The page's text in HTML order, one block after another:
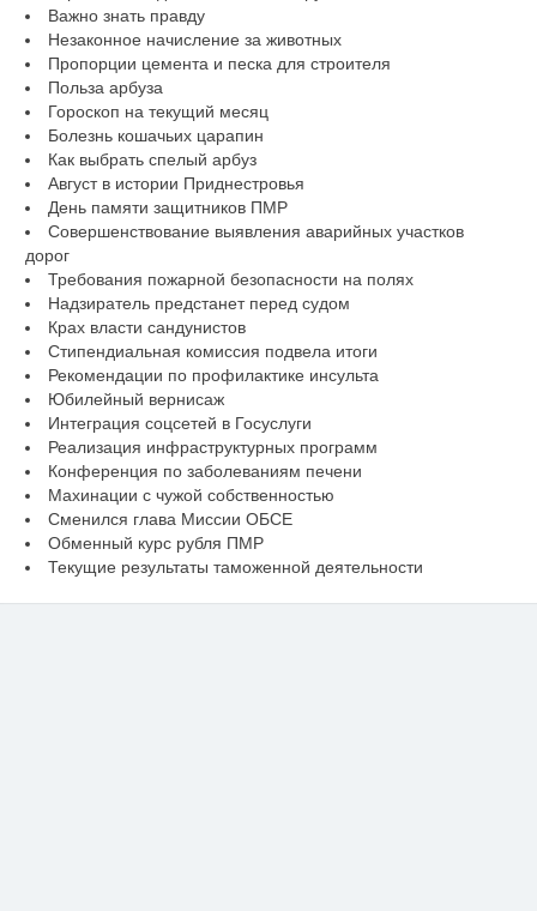
Важно знать правду
Незаконное начисление за животных
Пропорции цемента и песка для строителя
Польза арбуза
Гороскоп на текущий месяц
Болезнь кошачьих царапин
Как выбрать спелый арбуз
Август в истории Приднестровья
День памяти защитников ПМР
Совершенствование выявления аварийных участков
дорог
Требования пожарной безопасности на полях
Надзиратель предстанет перед судом
Крах власти сандунистов
Стипендиальная комиссия подвела итоги
Рекомендации по профилактике инсульта
Юбилейный вернисаж
Интеграция соцсетей в Госуслуги
Реализация инфраструктурных программ
Конференция по заболеваниям печени
Махинации с чужой собственностью
Сменился глава Миссии ОБСЕ
Обменный курс рубля ПМР
Текущие результаты таможенной деятельности